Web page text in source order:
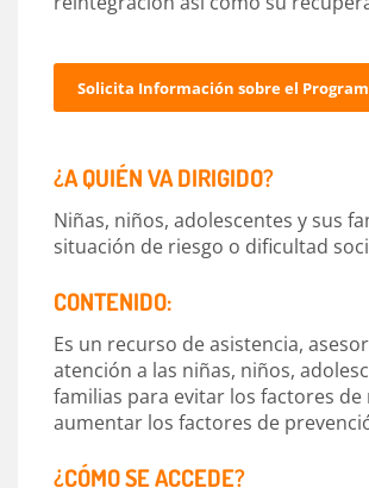
Solicita Información sobre el
¿A QUIÉN VA DIRIGIDO?
Niñas, niños, adolescentes y sus
situación de riesgo o dificultad
CONTENIDO:
Es un recurso de asistencia,
atención a las niñas, niños,
familias para evitar los factores de
aumentar los factores de
¿CÓMO SE ACCEDE?